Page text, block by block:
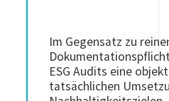
Im Gegensatz zu
ESG Audits eine
tatsächlichen